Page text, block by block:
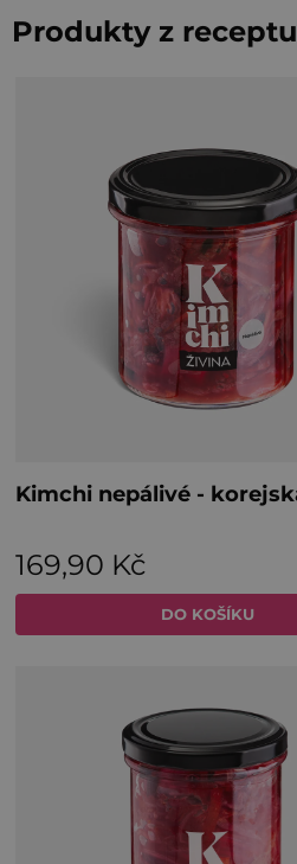
Produkty z receptu